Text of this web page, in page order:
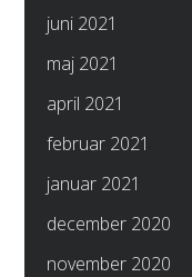
juni 2021
maj 2021
april 2021
februar 2021
januar 2021
december 2020
november 2020